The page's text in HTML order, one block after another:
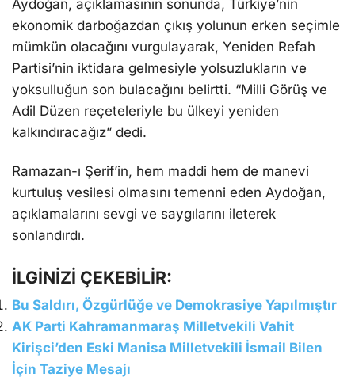
Aydoğan, açıklamasının sonunda, Türkiye’nin
ekonomik darboğazdan çıkış yolunun erken seçimle
mümkün olacağını vurgulayarak, Yeniden Refah
Partisi’nin iktidara gelmesiyle yolsuzlukların ve
yoksulluğun son bulacağını belirtti. “Milli Görüş ve
Adil Düzen reçeteleriyle bu ülkeyi yeniden
kalkındıracağız” dedi.
Ramazan-ı Şerif’in, hem maddi hem de manevi
kurtuluş vesilesi olmasını temenni eden Aydoğan,
açıklamalarını sevgi ve saygılarını ileterek
sonlandırdı.
İLGİNİZİ ÇEKEBİLİR:
Bu Saldırı, Özgürlüğe ve Demokrasiye Yapılmıştır
AK Parti Kahramanmaraş Milletvekili Vahit
Kirişci’den Eski Manisa Milletvekili İsmail Bilen
İçin Taziye Mesajı